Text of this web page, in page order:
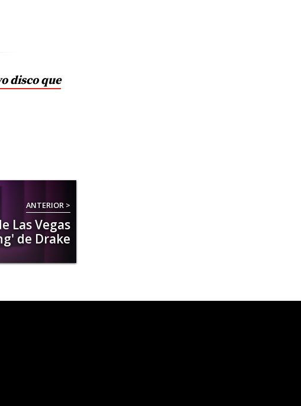
disco que
ANTERIOR >
Las Vegas
de Drake